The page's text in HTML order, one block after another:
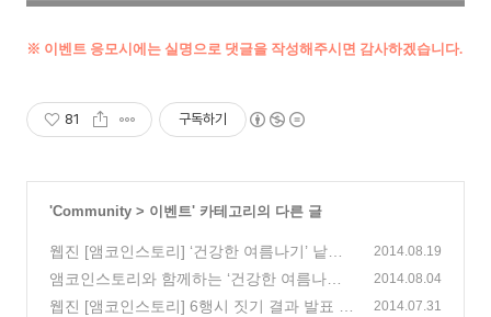
※ 이 벤트 응모시에는 실명으로 댓글을 작성해주시면 감사하겠습니다.
81 구독하기
'Community > 이벤트' 카테고리의 다른 글
웹진 [앰코인스토리] ‘건강한 여름나기’ 낱말
퀴즈 결과 발표
(5)
2014.08.19
앰코인스토리와 함께하는 ‘건강한 여름나기’
낱말 퀴즈!
(168)
2014.08.04
웹진 [앰코인스토리] 6행시 짓기 결과 발표 2014.07.31